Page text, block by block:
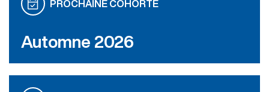
PROCHAINE COHORTE
Automne 2026